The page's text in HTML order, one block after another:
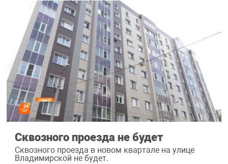
Сквозного проезда не будет
Сквозного проезда в новом квартале на улице
Владимирской не будет.